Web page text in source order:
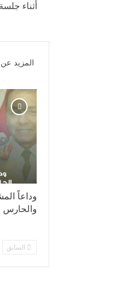
أثناء
المزيد
وداعاً
والحارس
السابق